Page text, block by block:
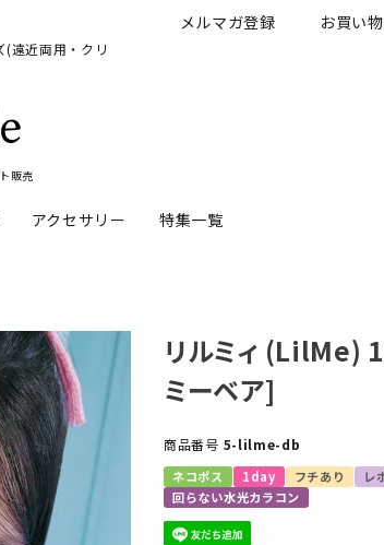
遠近両用・クリ
メルマガ登録 お買い
販売
ート
ィーマジックシリーズ
トシリーズ その他ブラ
アクセサリー 特集一覧
カラコン
ラコン特集 ハロウィンカ
リルミィ (LilMe)
ミーベア]
商品番号 5-lilme-db
ネコポス 1day フチあり レ
回らない水光カラコン